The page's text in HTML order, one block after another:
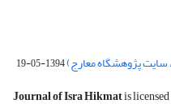
سایت پژوهشگاه معارج)1394-05-19
Journal of Isra Hikmatis